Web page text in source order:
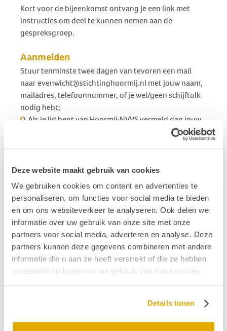
Deze website maakt gebruik van cookies
We gebruiken cookies om content en advertenties te
personaliseren, om functies voor social media te bieden
en om ons websiteverkeer te analyseren. Ook delen we
informatie over uw gebruik van onze site met onze
partners voor social media, adverteren en analyse. Deze
partners kunnen deze gegevens combineren met andere
informatie die u aan ze heeft verstrekt of die ze hebben
verzameld op basis van uw gebruik van hun services.
Details tonen
Kort voor de bijeenkomst ontvang je een link met
instructies om deel te kunnen nemen aan de
gespreksgroep.
Aanmelden
Stuur tenminste twee dagen van tevoren een mail
naar evenwicht@stichtinghoormij.nl met jouw naam,
mailadres, telefoonnummer, of je wel/geen schijftolk
nodig hebt;
Als je lid bent van Hoormij∙NVVS vermeld dan jouw
lidnummer en ‘koffieuurtje evenwichtsaandoening’
deze ook in de mail vermelden.
mogelijk.
Als tenminste twee mensen een schrijftolk nodig
hebben, gaan wij iemand zoeken.
Als je geen lid bent, dan kun je bovengenoemd bedrag
overmaken op NL82RABO0300773269 t.n.v. Stichting
Hoormij te Houten o.v.v. jouw naam en ‘koffieuurtje
evenwichtsaandoening’.
deelnemersbijdrage (indien van toepassing) én de